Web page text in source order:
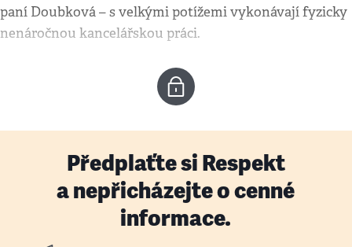
paní Doubková – s velkými potížemi vykonávají fyzicky
nenáročnou kancelářskou práci.
Předplaťte si Respekt
a nepřicházejte o cenné
informace.